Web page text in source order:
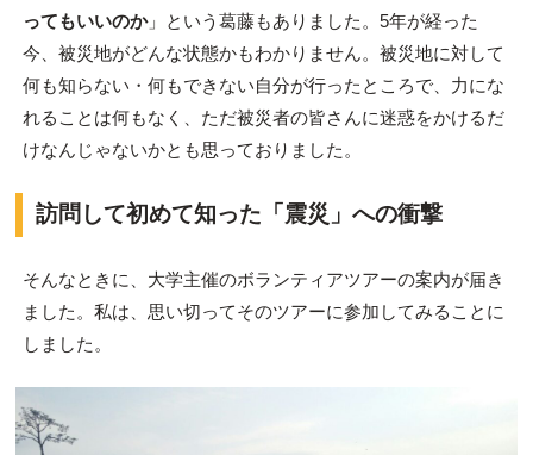
ってもいいのか」という葛藤もありました。5年が経った
今、被災地がどんな状態かもわかりません。被災地に対して
何も知らない・何もできない自分が行ったところで、力にな
れることは何もなく、ただ被災者の皆さんに迷惑をかけるだ
けなんじゃないかとも思っておりました。
訪問して初めて知った「震災」への衝撃
そんなときに、大学主催のボランティアツアーの案内が届き
ました。私は、思い切ってそのツアーに参加してみることに
しました。